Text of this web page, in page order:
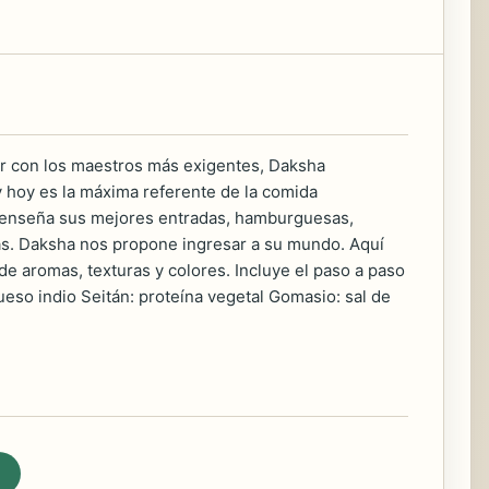
con los maestros más exigentes, Daksha
es la máxima referente de la comida
sus mejores entradas, hamburguesas,
Daksha nos propone ingresar a su mundo. Aquí
aromas, texturas y colores. Incluye el paso a paso
indio Seitán: proteína vegetal Gomasio: sal de